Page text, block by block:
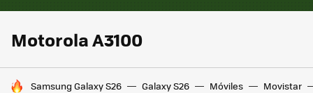
Motorola A3100
HOY SE HABLA DE
Samsung Galaxy S26 Galaxy S26 Móviles Movistar